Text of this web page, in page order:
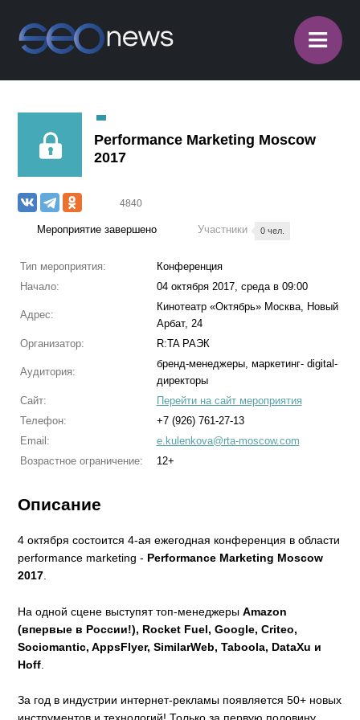
≡
Performance Marketing Moscow
2017
4840
Мероприятие завершено Участники 0 чел.
Тип мероприятия:
Конференция
Начало:
04 октября 2017, среда в 09:00
Адрес:
Кинотеатр «Октябрь» Москва, Новый
Арбат, 24
Организатор:
R:TA РАЭК
Аудитория:
бренд-менеджеры, маркетинг- digital-
директоры
Сайт:
Перейти на сайт мероприятия
Телефон:
+7 (926) 761-27-13
Email:
e.kulenkova@rta-moscow.com
Возрастное ограничение:
12+
Описание
4 октября состоится 4-ая ежегодная конференция в области
performance marketing - Performance Marketing Moscow
2017.
На одной сцене выступят топ-менеджерыAmazon
(впервые в России!), Rocket Fuel, Google, Criteo,
Sociomantic, AppsFlyer, SimilarWeb, Taboola, DataXu и
Hoff
За год в индустрии интернет-рекламы появляется 50+ новых